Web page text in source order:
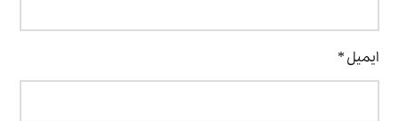
ایمیل*